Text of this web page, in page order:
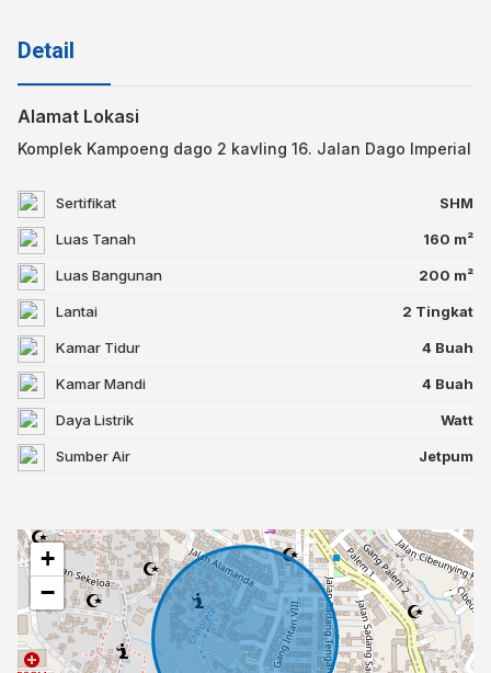
Detail
Alamat Lokasi
Komplek Kampoeng dago 2 kavling 16. Jalan Dago Imperial
Sertifikat SHM
Luas Tanah 160 m²
Luas Bangunan 200 m²
Lantai 2 Tingkat
Kamar Tidur 4 Buah
Kamar Mandi 4 Buah
Daya Listrik Watt
Sumber Air Jetpum
+
−